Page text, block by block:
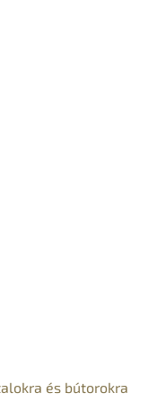
és bútorokra